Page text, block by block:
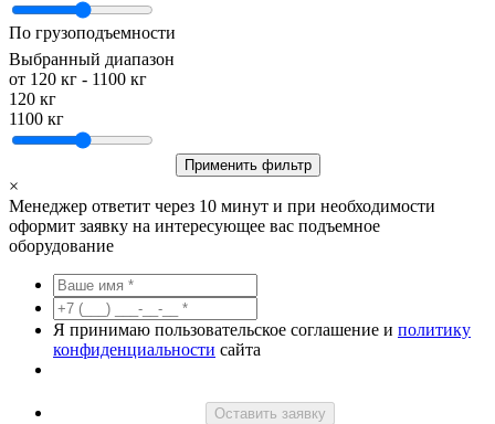
По грузоподъемности
Выбранный диапазон
от 120 кг - 1100 кг
120 кг
1100 кг
Применить фильтр
×
Менеджер ответит через 10 минут и при необходимости
оформит заявку на интересующее вас подъемное
оборудование
Я принимаю пользовательское соглашение и политику
конфиденциальности сайта
Оставить заявку